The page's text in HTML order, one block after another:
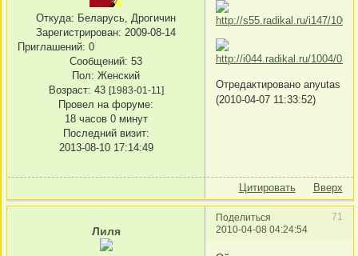
Откуда: Беларусь, Дрогичин
Зарегистрирован: 2009-08-14
Приглашений: 0
Сообщений: 53
Пол: Женский
Возраст: 43 [1983-01-11]
Провел на форуме:
18 часов 0 минут
Последний визит:
2013-08-10 17:14:49
Отредактировано anyutas
(2010-04-07 11:33:52)
Цитировать Вверх
Поделиться
71
2010-04-08 04:24:54
Лиля